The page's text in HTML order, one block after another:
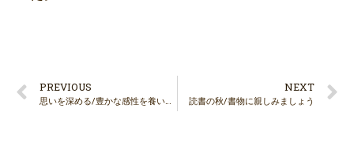
PREVIOUS
思いを深める/豊かな感性を養いましょう
NEXT
読書の秋/書物に親しみましょう